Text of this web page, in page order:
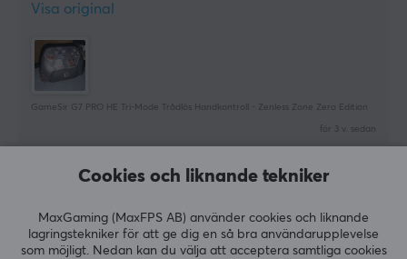
Visa original
GameSir G7 PRO HE Tri-Mode Trådlös Handkontroll - Zenless Zone Zero Edition
för 3 v. sedan
Level 7
Newbie Guardian
PC
Cookies och liknande tekniker
MaxGaming (MaxFPS AB) använder cookies och liknande
lagringstekniker för att ge dig en så bra användarupplevelse
som möjligt. Nedan kan du välja att acceptera samtliga cookies